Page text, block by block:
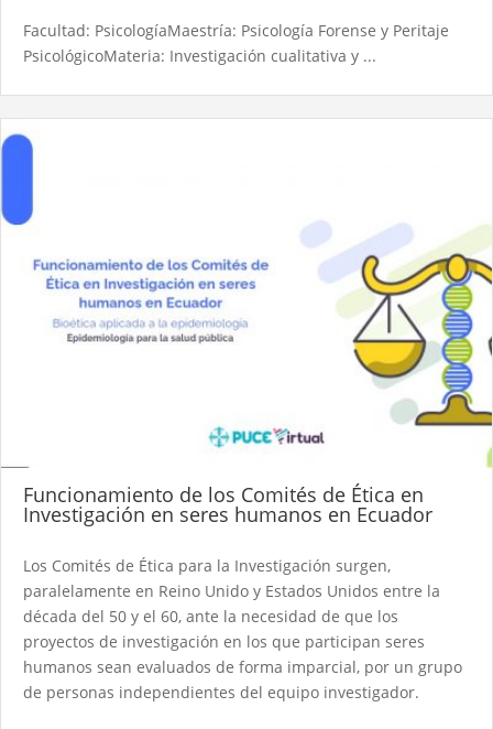
Facultad: PsicologíaMaestría: Psicología Forense y Peritaje
PsicológicoMateria: Investigación cualitativa y ...
Funcionamiento de los Comités de Ética en
Investigación en seres humanos en Ecuador
Los Comités de Ética para la Investigación surgen,
paralelamente en Reino Unido y Estados Unidos entre la
década del 50 y el 60, ante la necesidad de que los
proyectos de investigación en los que participan seres
humanos sean evaluados de forma imparcial, por un grupo
de personas independientes del equipo investigador.​